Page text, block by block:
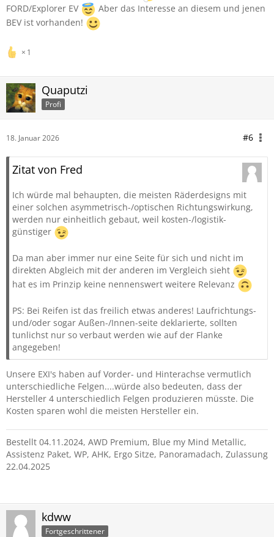
FORD/Explorer EV
Aber das Interesse an diesem und jenen
BEV ist vorhanden!
1
Quaputzi
Profi
18. Januar 2026 #6
Zitat von Fred
Ich würde mal behaupten, die meisten Räderdesigns mit
einer solchen asymmetrisch-/optischen Richtungswirkung,
werden nur einheitlich gebaut, weil kosten-/logistik-
günstiger
Da man aber immer nur eine Seite für sich und nicht im
direkten Abgleich mit der anderen im Vergleich sieht
hat es im Prinzip keine nennenswert weitere Relevanz
PS: Bei Reifen ist das freilich etwas anderes! Laufrichtungs-
und/oder sogar Außen-/Innen-seite deklarierte, sollten
tunlichst nur so verbaut werden wie auf der Flanke
angegeben!
Unsere EXI's haben auf Vorder- und Hinterachse vermutlich
unterschiedliche Felgen....würde also bedeuten, dass der
Hersteller 4 unterschiedlich Felgen produzieren müsste. Die
Kosten sparen wohl die meisten Hersteller ein.
Bestellt 04.11.2024, AWD Premium, Blue my Mind Metallic,
Assistenz Paket, WP, AHK, Ergo Sitze, Panoramadach, Zulassung
22.04.2025
kdww
Fortgeschrittener